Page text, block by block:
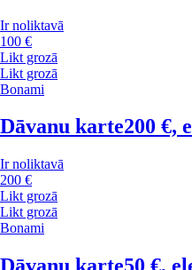
Ir noliktavā
100 €
Likt grozā
Likt grozā
Bonami
Dāvanu karte200 €,
Ir noliktavā
200 €
Likt grozā
Likt grozā
Bonami